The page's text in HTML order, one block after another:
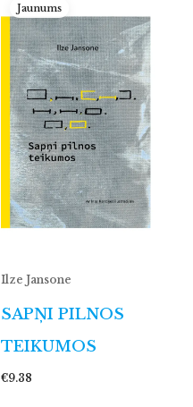
Jaunums
Ilze Jansone
SAPŅI PILNOS
TEIKUMOS
€9.38